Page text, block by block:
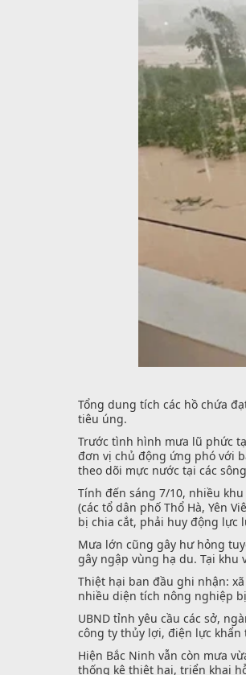
Tổng dung tích các hồ chứa
tiêu úng.
Trước tình hình mưa lũ phức
đơn vị chủ động ứng phó với
theo dõi mực nước tại các
Tính đến sáng 7/10, nhiều
(các tổ dân phố Thổ Hà, Yên
bị chia cắt, phải huy động
Mưa lớn cũng gây hư hỏng
gây ngập vùng hạ du. Tại
Thiệt hại ban đầu ghi nhận:
nhiều diện tích nông nghiệp
UBND tỉnh yêu cầu các sở,
công ty thủy lợi, điện lực
Hiện Bắc Ninh vẫn còn mưa
thống kê thiệt hại, triển khai